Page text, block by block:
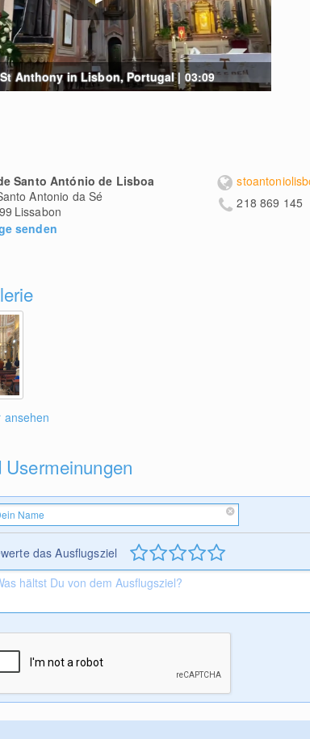
Anthony in Lisbon, Portugal | 03:09
Santo António de Lisboa
Antonio da Sé
Lissabon
senden
218 869 145
ansehen
Usermeinungen
das Ausflugsziel